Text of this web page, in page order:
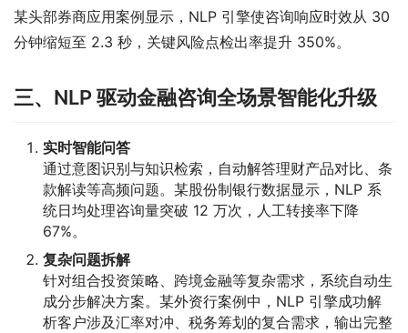
某头部券商应用案例显示，NLP 引擎使咨询响应时效从 30
分钟缩短至 2.3 秒，关键风险点检出率提升 350%。
三、NLP 驱动金融咨询全场景智能化升级
实时智能问答
通过意图识别与知识检索，自动解答理财产品对比、条
款解读等高频问题。某股份制银行数据显示，NLP 系
统日均处理咨询量突破 12 万次，人工转接率下降
67%。
复杂问题拆解
针对组合投资策略、跨境金融等复杂需求，系统自动生
成分步解决方案。某外资行案例中，NLP 引擎成功解
析客户涉及汇率对冲、税务筹划的复合需求，输出完整